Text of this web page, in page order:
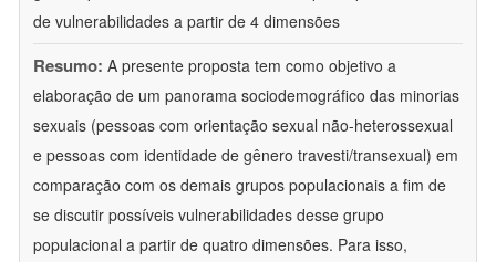
de vulnerabilidades a partir de 4 dimensões
Resumo: A presente proposta tem como objetivo a
elaboração de um panorama sociodemográfico das minorias
sexuais (pessoas com orientação sexual não-heterossexual
e pessoas com identidade de gênero travesti/transexual) em
comparação com os demais grupos populacionais a fim de
se discutir possíveis vulnerabilidades desse grupo
populacional a partir de quatro dimensões. Para isso,